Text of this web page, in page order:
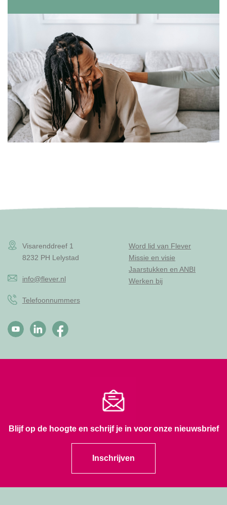
Visarenddreef 1
8232 PH Lelystad
info@flever.nl
Telefoonnummers
Word lid van Flever
Missie en visie
Jaarstukken en ANBI
Werken bij
Blijf op de hoogte en schrijf je in voor onze nieuwsbrief
Inschrijven